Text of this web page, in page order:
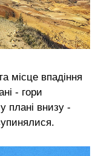
місце впадіння
- гори
плані внизу -